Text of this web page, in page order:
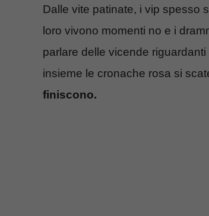
Dalle vite patinate, i vip spesso
loro vivono momenti no e i
parlare delle vicende riguardanti
insieme le cronache rosa si
finiscono.